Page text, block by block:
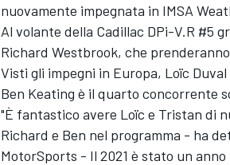
MONOPOSTO
nuovamente impegnata in IMSA
Al volante della Cadillac DPi-V.R #5
Richard Westbrook, che
Visti gli impegni in Europa, Loïc
Ben Keating è il quarto concorrente
"È fantastico avere Loïc e Tristan di
Richard e Ben nel programma - ha
MotorSports - Il 2021 è stato un